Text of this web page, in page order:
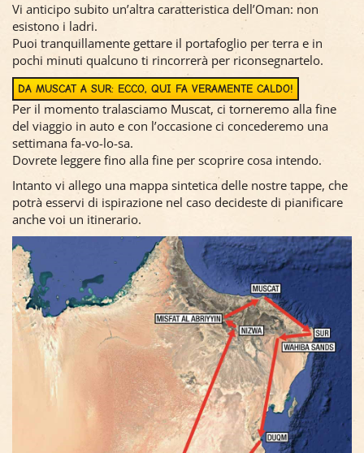
Vi anticipo subito un’altra caratteristica dell’Oman: non
esistono i ladri.
Puoi tranquillamente gettare il portafoglio per terra e in
pochi minuti qualcuno ti rincorrerà per riconsegnartelo.
DA MUSCAT A SUR: ECCO, QUI FA VERAMENTE CALDO!
Per il momento tralasciamo Muscat, ci torneremo alla fine
del viaggio in auto e con l’occasione ci concederemo una
settimana fa-vo-lo-sa.
Dovrete leggere fino alla fine per scoprire cosa intendo.
Intanto vi allego una mappa sintetica delle nostre tappe, che
potrà esservi di ispirazione nel caso decideste di pianificare
anche voi un itinerario.